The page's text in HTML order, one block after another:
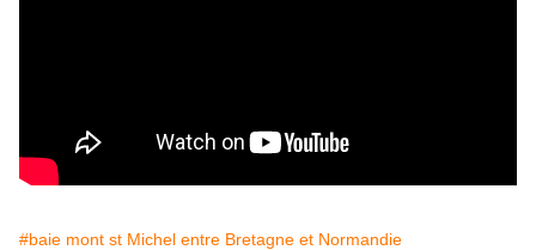
#baie mont st Michel entre Bretagne et Normandie